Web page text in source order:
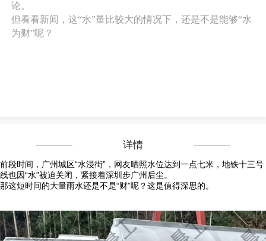
论。
但看看新闻，这“水”量比较大的情况下，还是不是能够“水
为财”呢？
详情
前段时间，广州城区“水浸街”，网友晒照水位达到一点七米，地铁十三号
线也因“水”被迫关闭，紧接着深圳步广州后尘。
那这短时间的大量雨水还是不是“财”呢？这是值得深思的。